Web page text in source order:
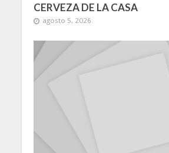
CERVEZA DE LA CASA
agosto 5, 2026